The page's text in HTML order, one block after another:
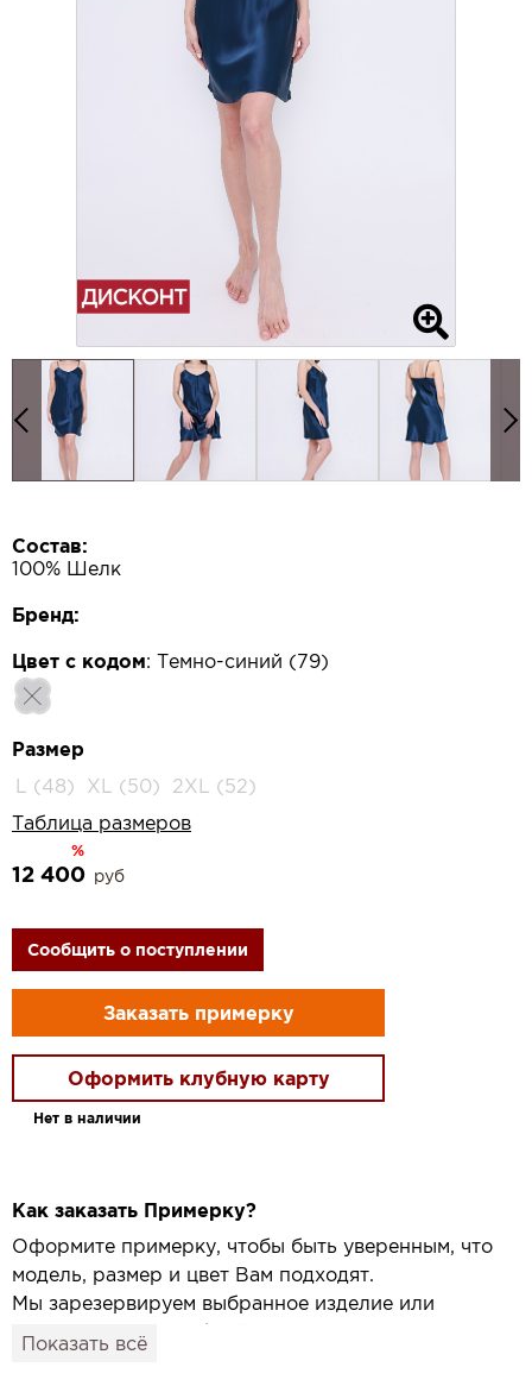
Состав:
100% Шелк
Бренд:
Цвет с кодом: Темно-синий (79)
Размер
L (48)
XL (50)
2XL (52)
Таблица размеров
%
12 400 руб
Сообщить о поступлении
Заказать примерку
Оформить клубную карту
Нет в наличии
Как заказать Примерку?
Оформите примерку, чтобы быть уверенным, что
модель, размер и цвет Вам подходят.
Мы зарезервируем выбранное изделие или
привезём его в удобный для вас салон и
Показать всё